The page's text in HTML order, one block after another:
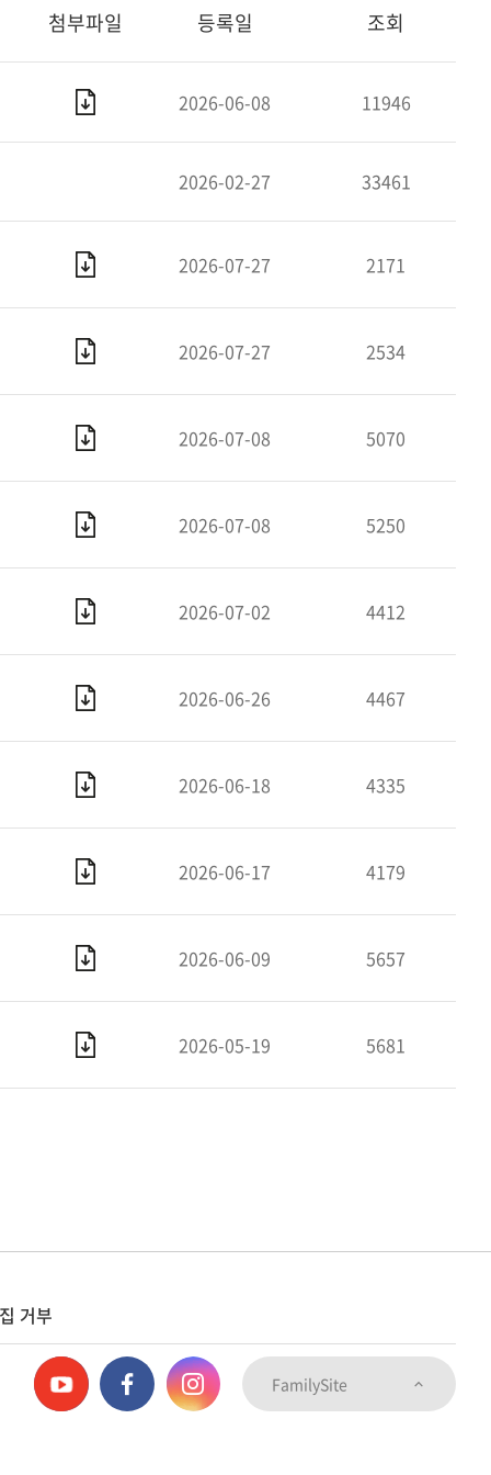
첨부파일 등록일 조회
2026-06-08 11946
2026-02-27 33461
2026-07-27 2171
2026-07-27 2534
2026-07-08 5070
2026-07-08 5250
2026-07-02 4412
2026-06-26 4467
2026-06-18 4335
2026-06-17 4179
2026-06-09 5657
2026-05-19 5681
거부
FamilySite